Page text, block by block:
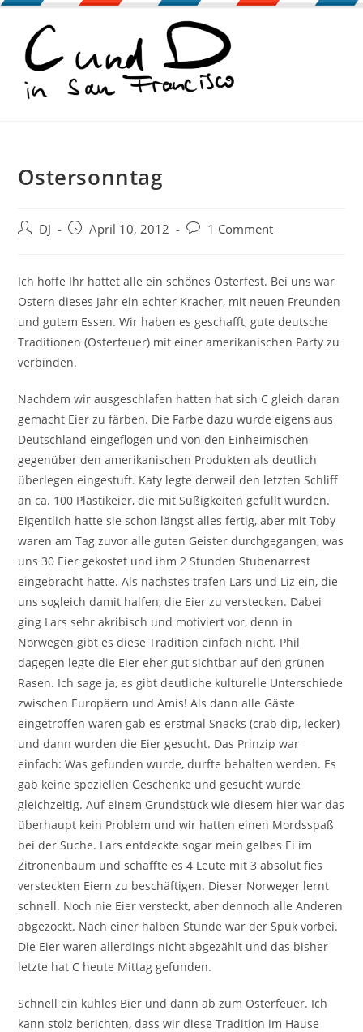
Zum
springen
Ostersonntag
Beitrags-
DJ
BeitragApril 10, 2012
Beitrags-
1 Comment
Ich hoffe Ihr hattet alle ein schönes Osterfest. Bei uns war
Ostern dieses Jahr ein echter Kracher, mit neuen Freunden
und gutem Essen. Wir haben es geschafft, gute deutsche
Traditionen (Osterfeuer) mit einer amerikanischen Party zu
verbinden.
Nachdem wir ausgeschlafen hatten hat sich C gleich daran
gemacht Eier zu färben. Die Farbe dazu wurde eigens aus
Deutschland eingeflogen und von den Einheimischen
gegenüber den amerikanischen Produkten als deutlich
überlegen eingestuft. Katy legte derweil den letzten Schliff
an ca. 100 Plastikeier, die mit Süßigkeiten gefüllt wurden.
Eigentlich hatte sie schon längst alles fertig, aber mit Toby
waren am Tag zuvor alle guten Geister durchgegangen, was
uns 30 Eier gekostet und ihm 2 Stunden Stubenarrest
eingebracht hatte. Als nächstes trafen Lars und Liz ein, die
uns sogleich damit halfen, die Eier zu verstecken. Dabei
ging Lars sehr akribisch und motiviert vor, denn in
Norwegen gibt es diese Tradition einfach nicht. Phil
dagegen legte die Eier eher gut sichtbar auf den grünen
Rasen. Ich sage ja, es gibt deutliche kulturelle Unterschiede
zwischen Europäern und Amis! Als dann alle Gäste
eingetroffen waren gab es erstmal Snacks (crab dip, lecker)
und dann wurden die Eier gesucht. Das Prinzip war
einfach: Was gefunden wurde, durfte behalten werden. Es
gab keine speziellen Geschenke und gesucht wurde
gleichzeitig. Auf einem Grundstück wie diesem hier war das
überhaupt kein Problem und wir hatten einen Mordsspaß
bei der Suche. Lars entdeckte sogar mein gelbes Ei im
Zitronenbaum und schaffte es 4 Leute mit 3 absolut fies
versteckten Eiern zu beschäftigen. Dieser Norweger lernt
schnell. Noch nie Eier versteckt, aber dennoch alle Anderen
abgezockt. Nach einer halben Stunde war der Spuk vorbei.
Die Eier waren allerdings nicht abgezählt und das bisher
letzte hat C heute Mittag gefunden.
Schnell ein kühles Bier und dann ab zum Osterfeuer. Ich
kann stolz berichten, dass wir diese Tradition im Hause